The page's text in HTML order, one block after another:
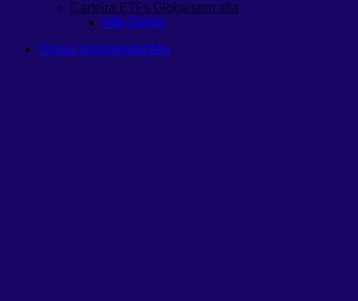
Carteira ETFs Globaisem alta
Alfa Global
Outras recomendações